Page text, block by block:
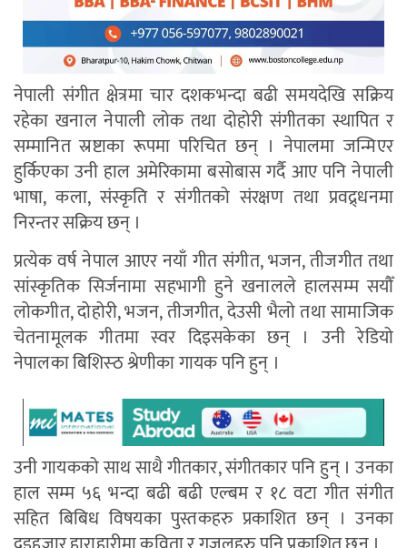
नेपाली संगीत क्षेत्रमा चार दशकभन्दा बढी समयदेखि सक्रिय
रहेका खनाल नेपाली लोक तथा दोहोरी संगीतका स्थापित र
सम्मानित स्रष्टाका रूपमा परिचित छन् । नेपालमा जन्मिएर
हुर्किएका उनी हाल अमेरिकामा बसोबास गर्दै आए पनि नेपाली
भाषा, कला, संस्कृति र संगीतको संरक्षण तथा प्रवद्र्धनमा
निरन्तर सक्रिय छन् ।
प्रत्येक वर्ष नेपाल आएर नयाँ गीत संगीत, भजन, तीजगीत तथा
सांस्कृतिक सिर्जनामा सहभागी हुने खनालले हालसम्म सयौँ
लोकगीत, दोहोरी, भजन, तीजगीत, देउसी भैलो तथा सामाजिक
चेतनामूलक गीतमा स्वर दिइसकेका छन् । उनी रेडियो
नेपालका बिशिस्ठ श्रेणीका गायक पनि हुन् ।
उनी गायकको साथ साथै गीतकार, संगीतकार पनि हुन् । उनका
हाल सम्म ५६ भन्दा बढी बढी एल्बम र १८ वटा गीत संगीत
सहित बिबिध विषयका पुस्तकहरु प्रकाशित छन् । उनका